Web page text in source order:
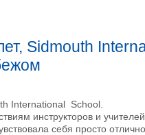
Sidmouth
International School.
инструкторов и учителей.
себя просто отлично.